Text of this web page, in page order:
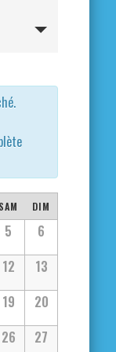
SAM DIM
5
6
12
13
19
20
26 27